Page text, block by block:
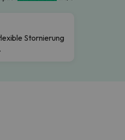
Stornierung